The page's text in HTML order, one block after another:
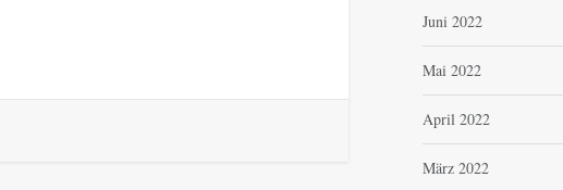
Juni 2022
Mai 2022
April 2022
März 2022